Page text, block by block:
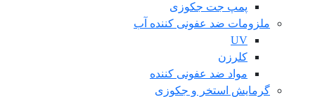
پمپ جت جکوزی
ملزومات ضد عفونی کننده آب
UV
کلرزن
مواد ضد عفونی کننده
گرمایش استخر و جکوزی